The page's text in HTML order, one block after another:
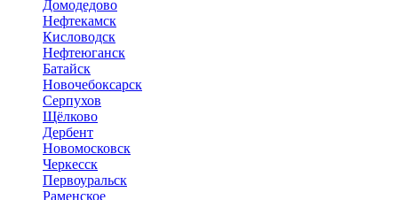
Домодедово
Нефтекамск
Кисловодск
Нефтеюганск
Батайск
Новочебоксарск
Серпухов
Щёлково
Дербент
Новомосковск
Черкесск
Первоуральск
Раменское